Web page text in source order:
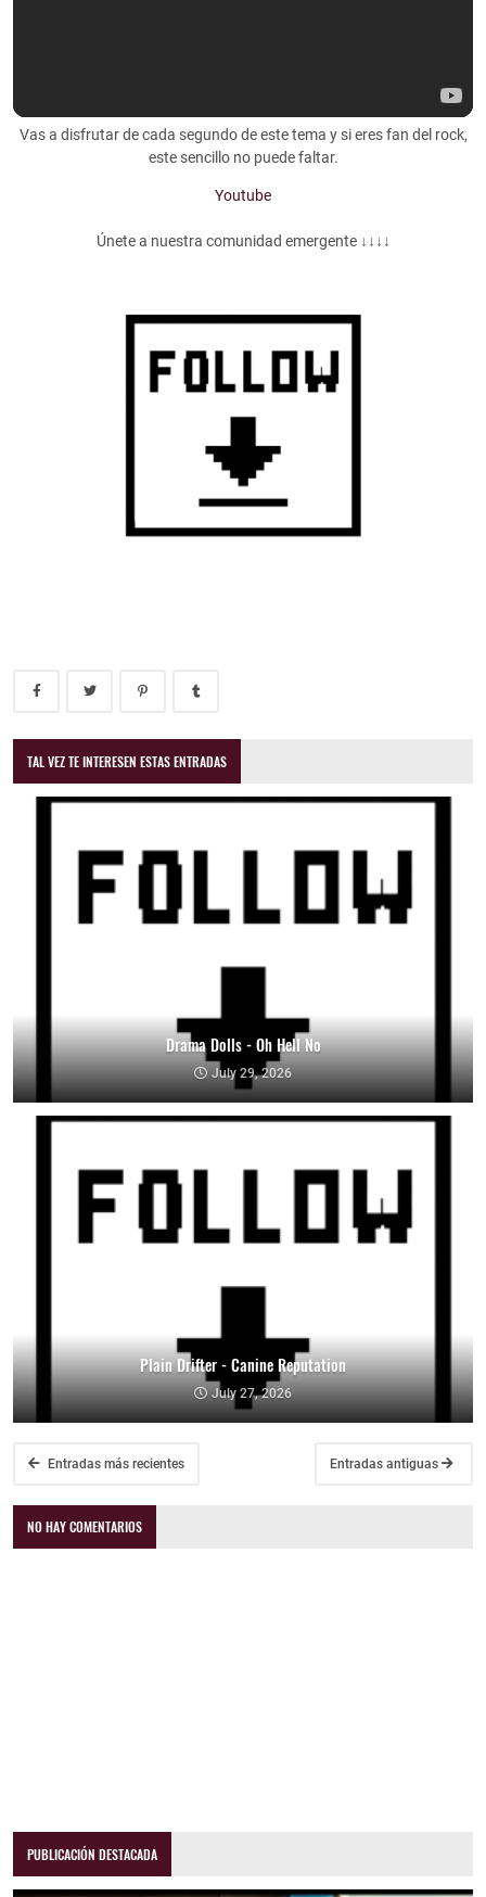
Vas a disfrutar de cada segundo de este tema y si eres fan del rock,
este sencillo no puede faltar.
Youtube
Únete a nuestra comunidad emergente ↓↓↓↓
TAL VEZ TE INTERESEN ESTAS ENTRADAS
Drama Dolls - Oh Hell No
July 29, 2026
Plain Drifter - Canine Reputation
July 27, 2026
Entradas más recientes Entradas antiguas
NO HAY COMENTARIOS
PUBLICACIÓN DESTACADA